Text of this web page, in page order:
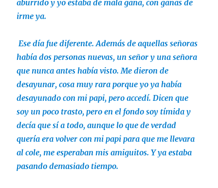
aburrido y yo estaba de mala gana, con ganas de
irme ya.
Ese día fue diferente. Además de aquellas señoras
había dos personas nuevas, un señor y una señora
que nunca antes había visto. Me dieron de
desayunar, cosa muy rara porque yo ya había
desayunado con mi papi, pero accedí. Dicen que
soy un poco trasto, pero en el fondo soy tímida y
decía que sí a todo, aunque lo que de verdad
quería era volver con mi papi para que me llevara
al cole, me esperaban mis amiguitos. Y ya estaba
pasando demasiado tiempo.